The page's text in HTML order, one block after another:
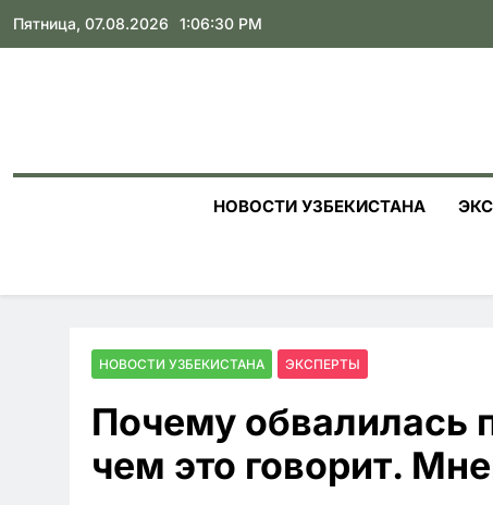
Skip
Пятница, 07.08.2026 1:06:31 PM
НОВОСТИ УЗБЕКИСТАНА
НОВОСТИ УЗБЕКИСТАНА ЭКСПЕРТЫ
Почему обвалилась
чем это говорит.